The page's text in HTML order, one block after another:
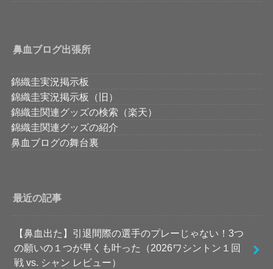
鼻血ブログ出張所
錦織圭実況掲示板
錦織圭実況掲示板（旧）
錦織圭関連グッズの検索（楽天）
錦織圭関連グッズの紹介
鼻血ブログの舞台裏
最近の記事
【鼻血出た】引退間際の選手のプレーじゃない！3つ
の願いの１つが早くも叶った（2026ワシントン１回
戦 vs. シャン レビュー）